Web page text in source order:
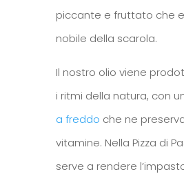
piccante e fruttato che
nobile della scarola.
Il nostro olio viene
i ritmi della natura, con
a freddo che ne
vitamine. Nella Pizza di
serve a rendere